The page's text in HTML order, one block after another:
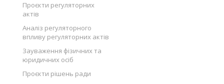
Проєкти регуляторних
актів
Аналіз регуляторного
впливу регуляторних актів
Зауваження фізичних та
юридичних осіб
Проєкти рішень ради